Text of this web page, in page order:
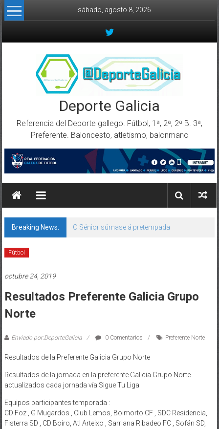
Skip to content
sábado, agosto 8, 2026
Deporte Galicia
Referencia del Deporte gallego. Fútbol, 1ª, 2ª, 2ª B. 3ª,
Preferente. Baloncesto, atletismo, balonmano
Breaking News: O Sénior súmase á pretempada
Fútbol
octubre 24, 2019
Resultados Preferente Galicia Grupo
Norte
Enviado por:DeporteGalicia 0 Comentarios Preferente Norte
Resultados de la Preferente Galicia Grupo Norte
Resultados de la jornada en la preferente Galicia Grupo Norte
actualizados cada jornada vía Sigue Tu Liga
Equipos participantes temporada :
CD Foz , G Mugardos , Club Lemos, Boimorto CF , SDC Residencia,
Fisterra SD , CD Boiro, Atl Arteixo , Sarriana Ribadeo FC , Sofán SD,